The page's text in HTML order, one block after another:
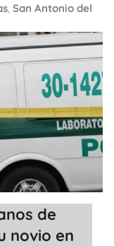
, San Antonio del
de
novio en